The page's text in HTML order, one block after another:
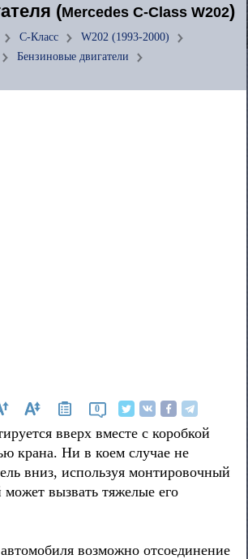
(Mercedes C-Class W202)
C-Класс
W202 (1993-2000)
Бензиновые двигатели
0
вверх вместе с коробкой
крана. Ни в коем случае не
вниз, используя монтировочный
вызвать тяжелые его
возможно отсоединение